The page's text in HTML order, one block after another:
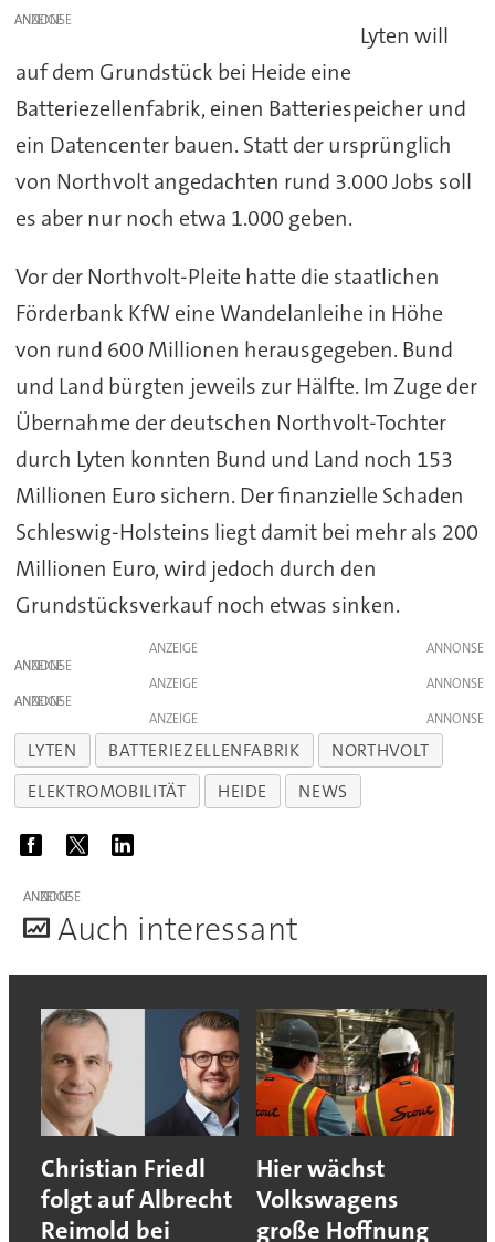
ANZEIGE
Lyten will
auf dem Grundstück bei Heide eine
Batteriezellenfabrik, einen Batteriespeicher und
ein Datencenter bauen. Statt der ursprünglich
von Northvolt angedachten rund 3.000 Jobs soll
es aber nur noch etwa 1.000 geben.
Vor der Northvolt-Pleite hatte die staatlichen
Förderbank KfW eine Wandelanleihe in Höhe
von rund 600 Millionen herausgegeben. Bund
und Land bürgten jeweils zur Hälfte. Im Zuge der
Übernahme der deutschen Northvolt-Tochter
durch Lyten konnten Bund und Land noch 153
Millionen Euro sichern. Der finanzielle Schaden
Schleswig-Holsteins liegt damit bei mehr als 200
Millionen Euro, wird jedoch durch den
Grundstücksverkauf noch etwas sinken.
ANZEIGE
ANZEIGE
ANZEIGE
ANZEIGE
ANZEIGE
LYTEN BATTERIEZELLENFABRIK
NORTHVOLT
ELEKTROMOBILITÄT
HEIDE NEWS
ANZEIGE
Auch interessant
Christian Friedl
folgt auf Albrecht
Reimold bei
Hier wächst
Volkswagens
große Hoffnung